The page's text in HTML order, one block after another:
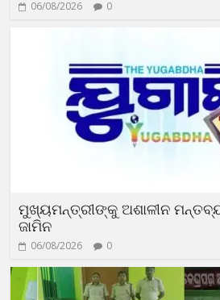
06/08/2026 0
ମୁଖ୍ୟମନ୍ତ୍ରୀଙ୍କୁ ଅଶାଳୀନ
ଜାମିନ
06/08/2026 0